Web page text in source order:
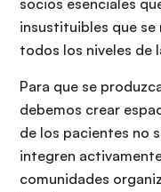
socios esenciales
insustituibles que
todos los niveles de
Para que se
debemos crear
de los pacientes no
integren
comunidades